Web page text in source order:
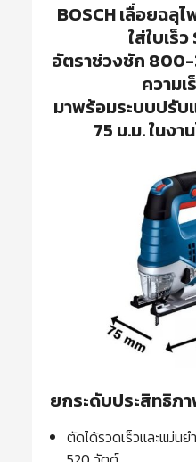
BOSCHเลื่อยฉลุ
ใส่ใบเร็
อัตราช่วงชัก
ความ
มาพร้อมระบบปรับ
75 ม.ม. ในงา
ยกระดับประสิทธิภ
ตัดได้รวดเร็วและแม่น